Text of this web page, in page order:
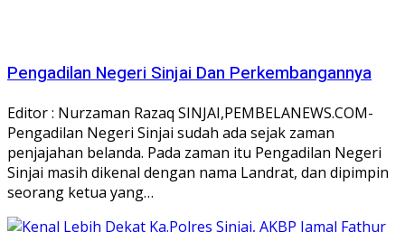
Pengadilan Negeri Sinjai Dan Perkembangannya
Editor : Nurzaman Razaq SINJAI,PEMBELANEWS.COM-
Pengadilan Negeri Sinjai sudah ada sejak zaman
penjajahan belanda. Pada zaman itu Pengadilan Negeri
Sinjai masih dikenal dengan nama Landrat, dan dipimpin
seorang ketua yang…